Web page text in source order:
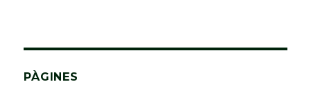
PÀGINES